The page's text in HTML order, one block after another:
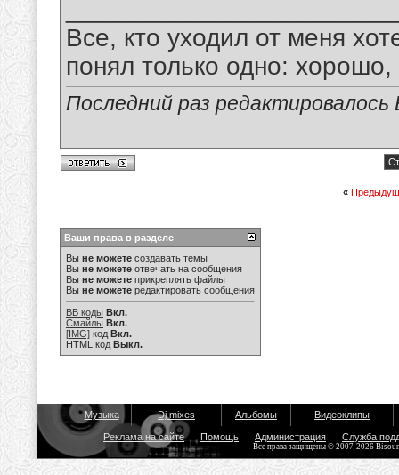
Все, кто уходил от меня
понял только одно:
Последний раз
«
Ваши права в разделе
Вы не можете создавать темы
Вы не можете отвечать на сообщения
Вы не можете прикреплять файлы
Вы не можете редактировать сообщения
BB коды Вкл.
Смайлы Вкл.
[IMG] код Вкл.
HTML код Выкл.
Музыка Dj mixes Альбомы Видеоклипы
Реклама на сайте Помощь Администрация Служба
Все права защищены © 2007-2026